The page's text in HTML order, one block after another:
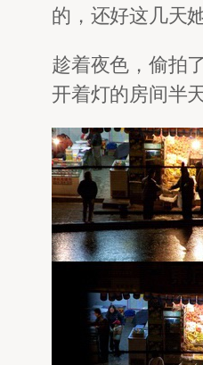
的，还好这几天
趁着夜色，偷拍
开着灯的房间半